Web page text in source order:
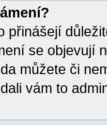
přinášejí
se objevují
můžete či
vám to